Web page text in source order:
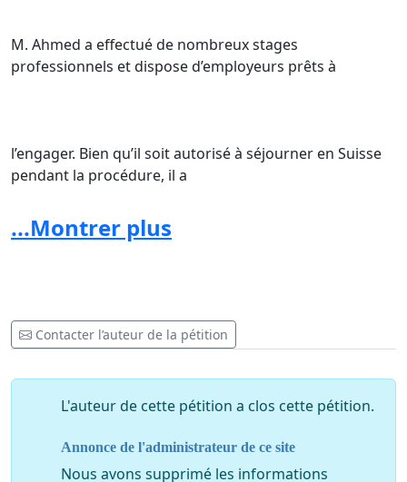
M. Ahmed a effectué de nombreux stages
professionnels et dispose d’employeurs prêts à
l’engager. Bien qu’il soit autorisé à séjourner en Suisse
pendant la procédure, il a
Grâce à ses activités bénévoles, notamment, ce jeune
sociale et culturelle vaudoise dans laquelle il vit depuis
...Montrer plus
Contacter l’auteur de la pétition
L'auteur de cette pétition a clos cette pétition.
Annonce de l'administrateur de ce site
Nous avons supprimé les informations